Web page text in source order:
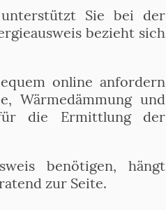
unterstützt Sie bei der
bezieht sich
online anfordern
Wärmedämmung und
die Ermittlung der
benötigen, hängt
zur Seite.